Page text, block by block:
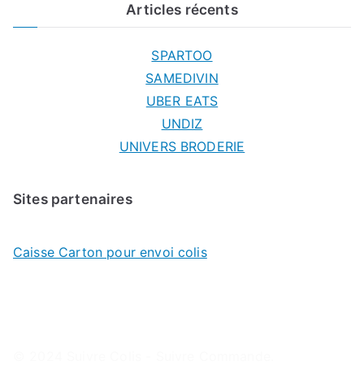
Articles récents
SPARTOO
SAMEDIVIN
UBER EATS
UNDIZ
UNIVERS BRODERIE
Sites partenaires
Caisse Carton pour envoi colis